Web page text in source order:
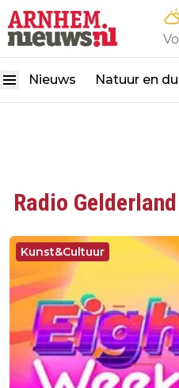
Nieuws Natuur en
Radio Gelderland
Kunst&Cultuur